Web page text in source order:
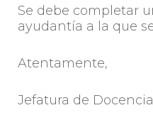
Se debe completar
ayudantía a la que
Atentamente,
Jefatura de Docencia